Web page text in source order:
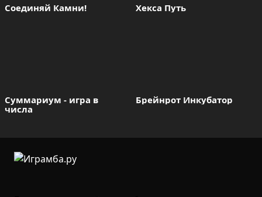
Соединяй Камни! Хекса Путь
Суммариум - игра в
числа
Брейнрот Инкубатор